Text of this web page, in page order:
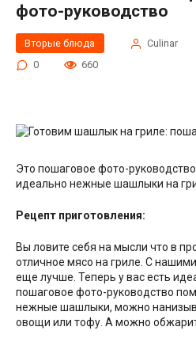
фото-руководство
Вторые блюда Сulinar
0
660
Это пошаговое фото-
идеально нежные шашлыки на
Рецепт приготовления:
Вы ловите себя на мысли что в
отличное мясо на гриле. С
еще лучше. Теперь у вас есть
пошаговое фото-руководство
нежные шашлыки, можно
овощи или тофу. А можно